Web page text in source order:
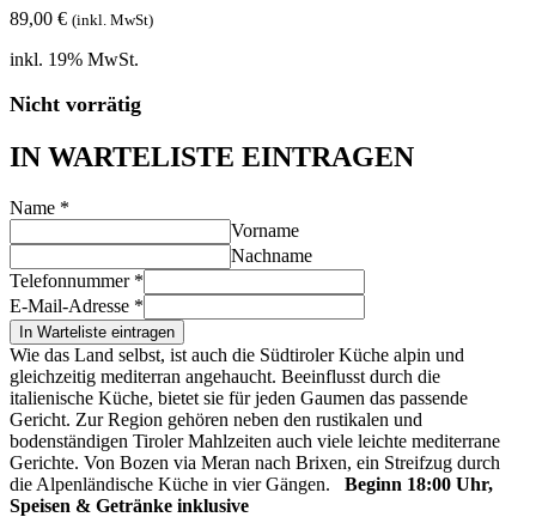
89,00 € (inkl. MwSt)
inkl. 19% MwSt.
Nicht vorrätig
IN WARTELISTE EINTRAGEN
Name *
Vorname
Nachname
Telefonnummer *
E-Mail-Adresse *
In Warteliste eintragen
Wie das Land selbst, ist auch die Südtiroler Küche alpin und
gleichzeitig mediterran angehaucht. Beeinflusst durch die
italienische Küche, bietet sie für jeden Gaumen das passende
Gericht. Zur Region gehören neben den rustikalen und
bodenständigen Tiroler Mahlzeiten auch viele leichte mediterrane
Gerichte. Von Bozen via Meran nach Brixen, ein Streifzug durch
die Alpenländische Küche in vier Gängen. Beginn 18:00 Uhr,
Speisen & Getränke inklusive